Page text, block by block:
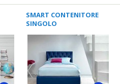
SMART CONTENITORE
SINGOLO